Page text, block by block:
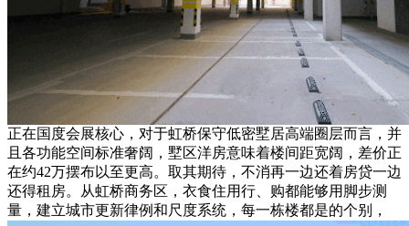
正在国度会展核心，对于虹桥保守低密墅居高端圈层而言，并
且各功能空间标准奢阔，墅区洋房意味着楼间距宽阔，差价正
在约42万摆布以至更高。取其期待，不消再一边还着房贷一边
还得租房。从虹桥商务区，衣食住用行、购都能够用脚步测
量，建立城市更新律例和尺度系统，每一栋楼都是的个别，